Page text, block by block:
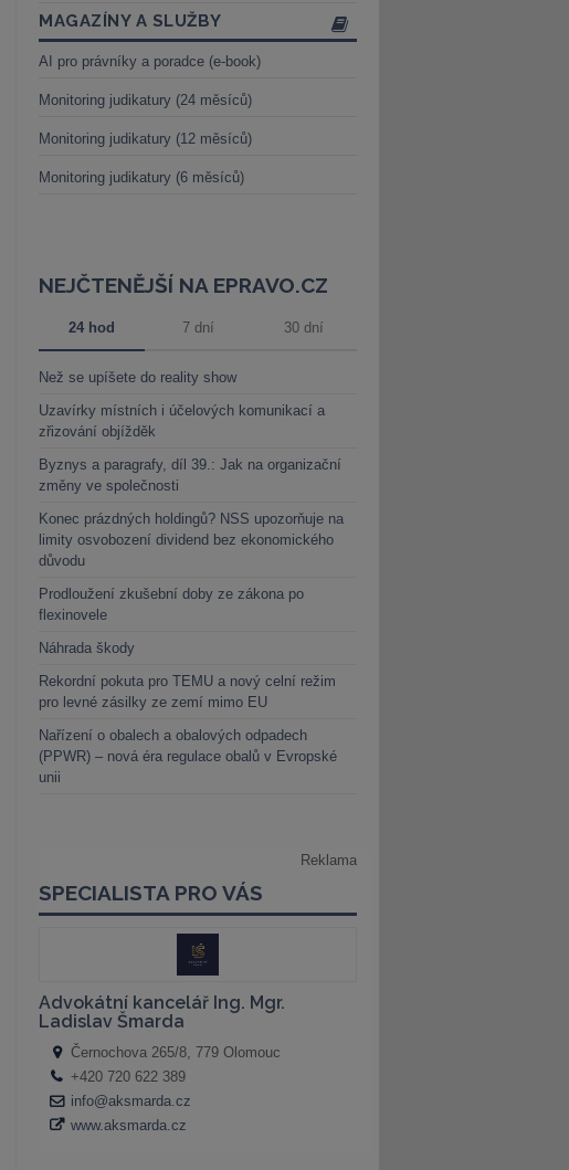
MAGAZÍNY A SLUŽBY
AI pro právníky a poradce (e-book)
Monitoring judikatury (24 měsíců)
Monitoring judikatury (12 měsíců)
Monitoring judikatury (6 měsíců)
NEJČTENĚJŠÍ NA EPRAVO.CZ
24 hod 7 dní 30 dní
Než se upíšete do reality show
Uzavírky místních i účelových komunikací a
zřizování objížděk
Byznys a paragrafy, díl 39.: Jak na organizační
změny ve společnosti
Konec prázdných holdingů? NSS upozorňuje na
limity osvobození dividend bez ekonomického
důvodu
Prodloužení zkušební doby ze zákona po
flexinovele
Náhrada škody
Rekordní pokuta pro TEMU a nový celní režim
pro levné zásilky ze zemí mimo EU
Nařízení o obalech a obalových odpadech
(PPWR) – nová éra regulace obalů v Evropské
unii